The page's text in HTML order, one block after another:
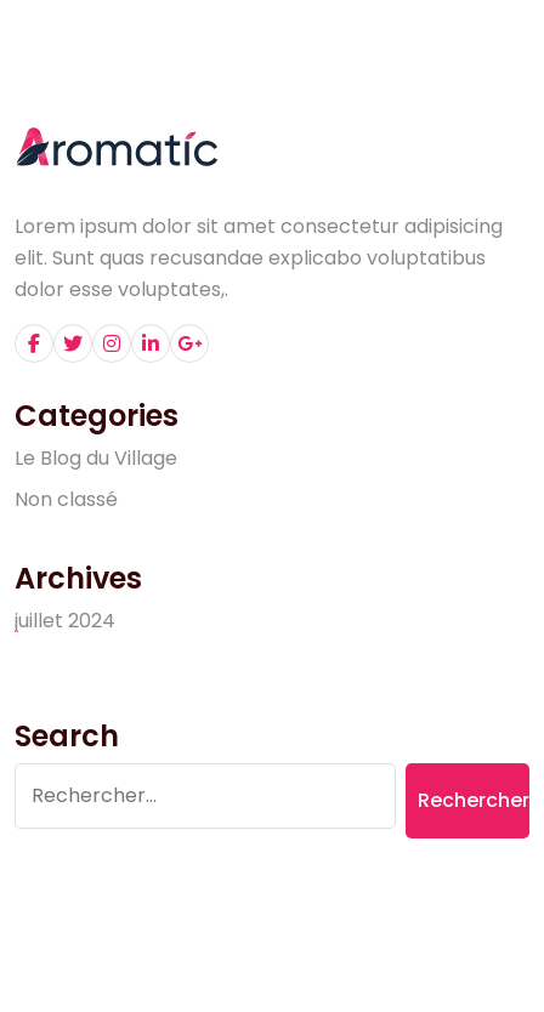
Lorem ipsum dolor sit amet consectetur adipisicing
elit. Sunt quas recusandae explicabo voluptatibus
dolor esse voluptates,.
Categories
Le Blog du Village
Non classé
Archives
juillet 2024
Search